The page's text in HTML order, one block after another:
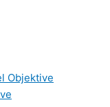
Objektive